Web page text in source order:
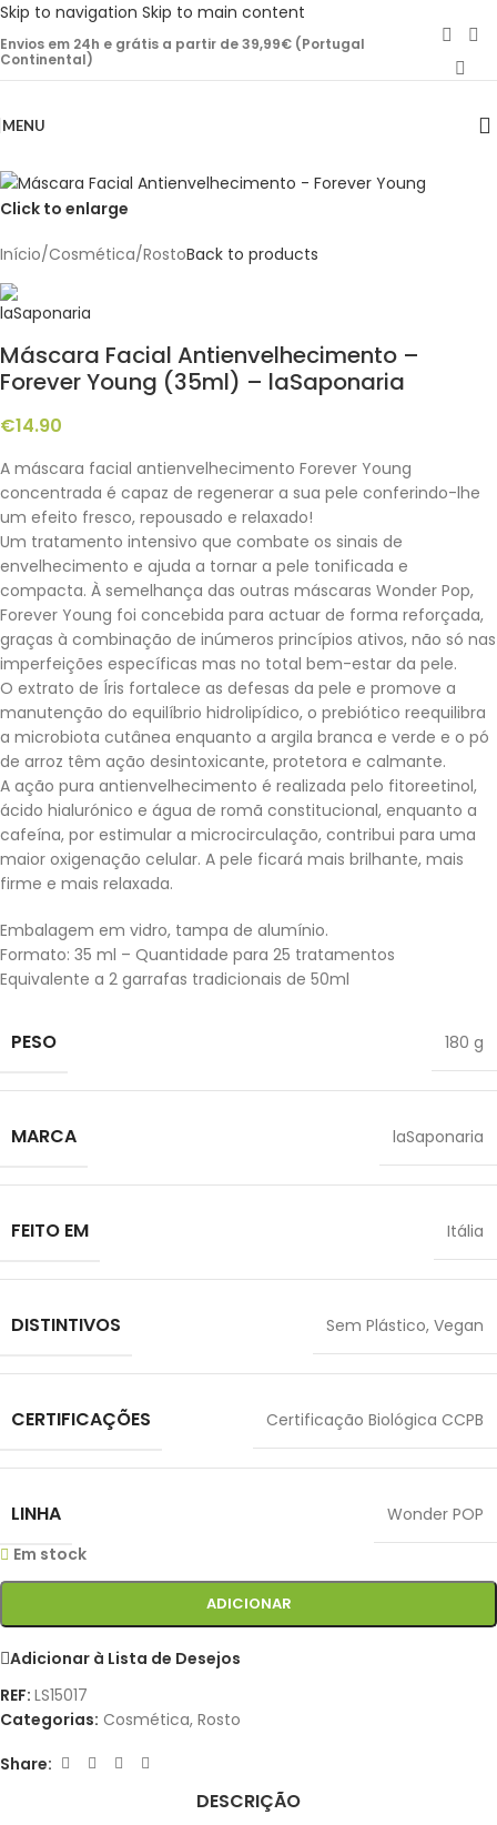
Skip to navigation Skip to main content
Envios em 24h e grátis a partir de 39,99€ (Portugal
Continental)
MENU
Click to enlarge
Início/Cosmética/RostoBack to products
Máscara Facial Antienvelhecimento –
Forever Young (35ml) – laSaponaria
€14.90
A máscara facial antienvelhecimento Forever Young
concentrada é capaz de regenerar a sua pele conferindo-lhe
um efeito fresco, repousado e relaxado!
Um tratamento intensivo que combate os sinais de
envelhecimento e ajuda a tornar a pele tonificada e
compacta. À semelhança das outras máscaras Wonder Pop,
Forever Young foi concebida para actuar de forma reforçada,
graças à combinação de inúmeros princípios ativos, não só nas
imperfeições específicas mas no total bem-estar da pele.
O extrato de Íris fortalece as defesas da pele e promove a
manutenção do equilíbrio hidrolipídico, o prebiótico reequilibra
a microbiota cutânea enquanto a argila branca e verde e o pó
de arroz têm ação desintoxicante, protetora e calmante.
A ação pura antienvelhecimento é realizada pelo fitoreetinol,
ácido hialurónico e água de romã constitucional, enquanto a
cafeína, por estimular a microcirculação, contribui para uma
maior oxigenação celular. A pele ficará mais brilhante, mais
firme e mais relaxada.
Embalagem em vidro, tampa de alumínio.
Formato: 35 ml – Quantidade para 25 tratamentos
Equivalente a 2 garrafas tradicionais de 50ml
PESO 180 g
MARCA laSaponaria
FEITO EM Itália
DISTINTIVOS Sem Plástico, Vegan
CERTIFICAÇÕES Certificação Biológica CCPB
LINHA
Wonder POP
Em stock
ADICIONAR
Adicionar à Lista de Desejos
REF: LS15017
Categorias: Cosmética, Rosto
Share:
DESCRIÇÃO